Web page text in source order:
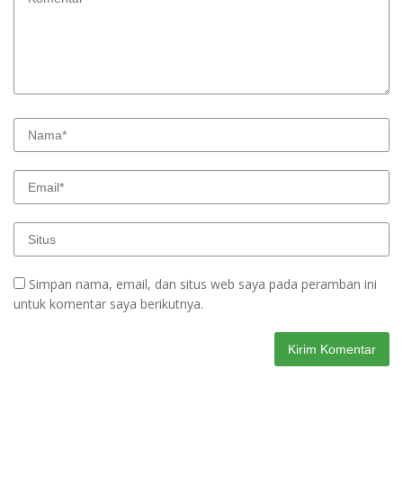
Simpan nama, email, dan situs web saya pada peramban ini
untuk komentar saya berikutnya.